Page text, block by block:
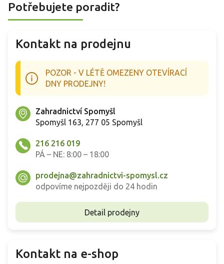
Potřebujete poradit?
Kontakt na prodejnu
POZOR - V LÉTĚ OMEZENY OTEVÍRACÍ
DNY PRODEJNY!
Zahradnictví Spomyšl
Spomyšl 163, 277 05 Spomyšl
216 216 019
PÁ – NE: 8:00 – 18:00
prodejna@zahradnictvi-spomysl.cz
odpovíme nejpozději do 24 hodin
Detail prodejny
Kontakt na e-shop